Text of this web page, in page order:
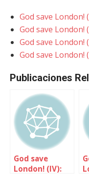
God save London!
God save
God save
God save London!
Publicaciones
God save
London! (IV):